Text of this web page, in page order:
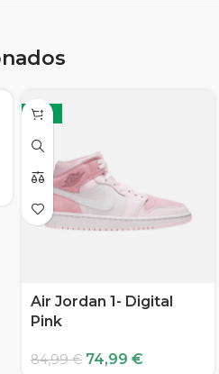
-12%
Air Jordan 1- Digital
Pink
84,99€ 74,99 €